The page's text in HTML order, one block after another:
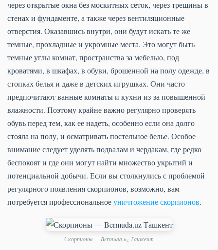
через открытые окна без москитных сеток, через трещины в
стенах и фундаменте, а также через вентиляционные
отверстия. Оказавшись внутри, они будут искать те же
темные, прохладные и укромные места. Это могут быть
темные углы комнат, пространства за мебелью, под
кроватями, в шкафах, в обуви, брошенной на полу одежде, в
стопках белья и даже в детских игрушках. Они часто
предпочитают ванные комнаты и кухни из-за повышенной
влажности. Поэтому крайне важно регулярно проверять
обувь перед тем, как ее надеть, особенно если она долго
стояла на полу, и осматривать постельное белье. Особое
внимание следует уделять подвалам и чердакам, где редко
беспокоят и где они могут найти множество укрытий и
потенциальной добычи. Если вы столкнулись с проблемой
регулярного появления скорпионов, возможно, вам
потребуется профессиональноеуничтожение скорпионов.
Скорпионы — Bermuda.uz Ташкент